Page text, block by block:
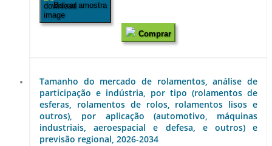
Baixar amostra
Comprar
Tamanho do mercado de rolamentos, análise de
participação e indústria, por tipo (rolamentos de
esferas, rolamentos de rolos, rolamentos lisos e
outros), por aplicação (automotivo, máquinas
industriais, aeroespacial e defesa, e outros) e
previsão regional, 2026-2034